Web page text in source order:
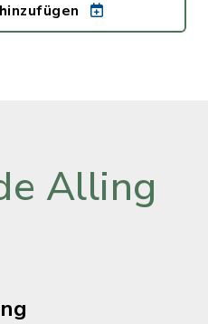
Alling